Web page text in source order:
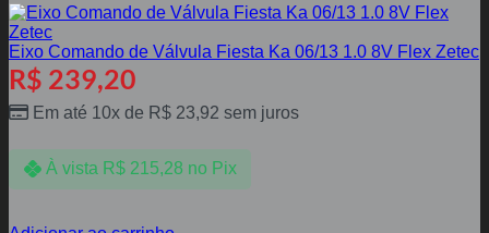
Eixo Comando de Válvula Fiesta Ka 06/13 1.0 8V Flex Zetec
R$ 239,20
Em até 10x de R$ 23,92 sem juros
À vista R$215,28 no Pix